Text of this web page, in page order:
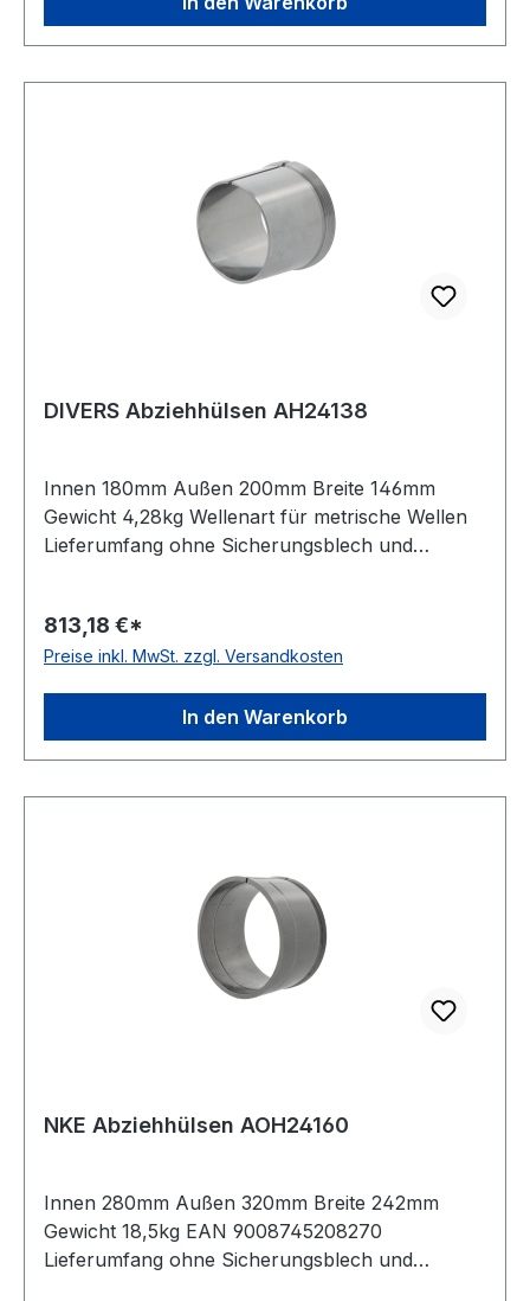
DIVERS Abziehhülsen AH24138
Innen 180mm Außen 200mm Breite 146mm
Gewicht 4,28kg Wellenart für metrische Wellen
Lieferumfang ohne Sicherungsblech und
813,18 €*
Preise inkl. MwSt. zzgl. Versandkosten
In den Warenkorb
NKE Abziehhülsen AOH24160
Innen 280mm Außen 320mm Breite 242mm
Gewicht 18,5kg EAN 9008745208270
Lieferumfang ohne Sicherungsblech und